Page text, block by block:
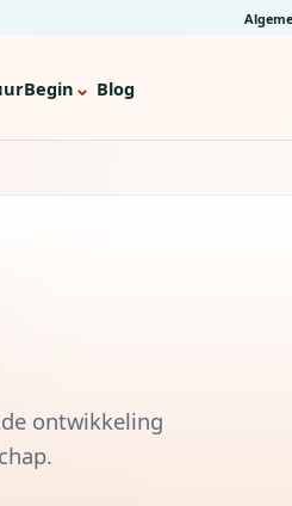
⌄ Blog
ontwikkeling